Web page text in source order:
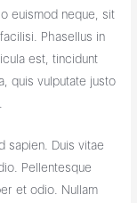
euismod neque, sit
Phasellus in
est, tincidunt
quis vulputate justo
sapien. Duis vitae
Pellentesque
et odio. Nullam